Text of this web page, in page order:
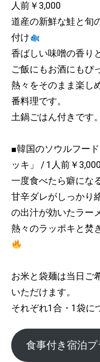
人前￥3,000
道産の新鮮な鮭と旬
付け
香ばしい味噌の香り
ご飯にもお酒にもぴ
熱々をそのまま楽し
番料理です。
土鍋ごはん付きです。
■韓国のソウルフー
ッキ」
/ 1人前￥3,000
一度食べたら癖にな
甘辛ダレがしっかり
の出汁が効いたラー
熱々のラッポキと焚
お米と袋麺は当日ご
いただけます。
それぞれ1合・1袋に
食事付き宿泊